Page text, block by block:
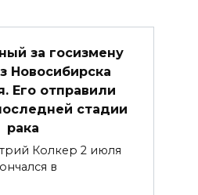
за госизмену
Новосибирска
Его отправили
стадии
рака
Колкер 2 июля
в